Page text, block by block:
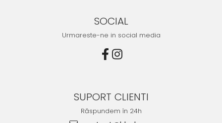
SOCIAL
Urmareste-ne in social media
SUPORT CLIENTI
Răspundem în 24h